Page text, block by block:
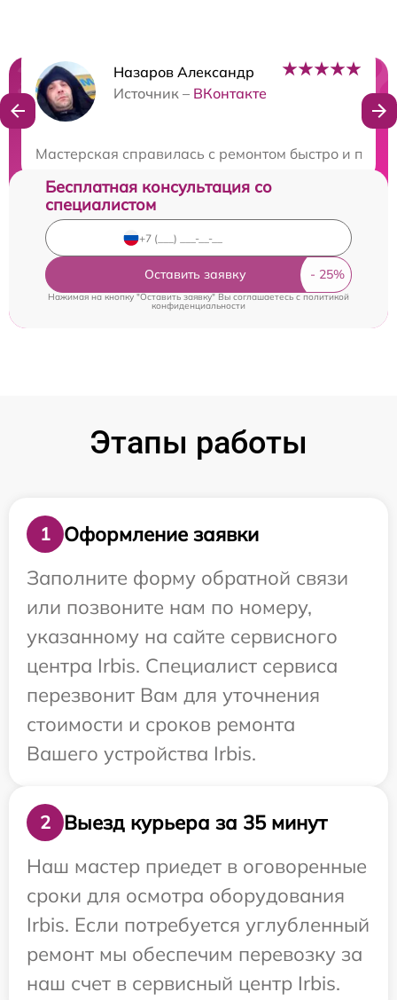
Назаров Александр
Источник – ВКонтакте
Мастерская справилась с ремонтом быстро и
Нужна консультация?
Бесплатная консультация со
специалистом
Оставить заявку
Нажимая на кнопку "Оставить заявку" Вы соглашаетесь c политикой
конфиденциальности
Этапы работы
1
Оформление заявки
Заполните форму обратной связи
или позвоните нам по номеру,
указанному на сайте сервисного
центра Irbis. Специалист сервиса
перезвонит Вам для уточнения
стоимости и сроков ремонта
Вашего устройства Irbis.
2
Выезд курьера за 35 минут
Наш мастер приедет в оговоренные
сроки для осмотра оборудования
Irbis. Если потребуется углубленный
ремонт мы обеспечим перевозку за
наш счет в сервисный центр Irbis.